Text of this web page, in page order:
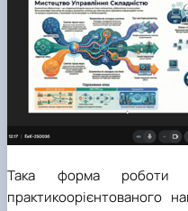
Така форма роботи
практикоорієнтованого